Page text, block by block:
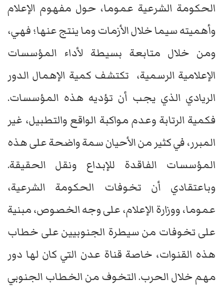
الحكومة الشرعية عموما، حول مفهوم الإعلام
وأهميته سيما خلال الأزمات وما ينتج عنها؛ فهي،
ومن خلال متابعة بسيطة لأداء المؤسسات
الإعلامية الرسمية، تكتشف كمية الإهمال الدور
الريادي الذي يجب أن تؤديه هذه المؤسسات.
فكمية الرتابة وعدم مواكبة الواقع والتطبيل، غير
المبرر، في كثير من الأحيان سمة واضحة على هذه
المؤسسات الفاقدة للإبداع ونقل الحقيقة.
وباعتقادي أن تخوفات الحكومة الشرعية،
عموما، ووزارة الإعلام، على وجه الخصوص، مبنية
على تخوفات من سيطرة الجنوبيين على خطاب
هذه القنوات، خاصة قناة عدن التي كان لها دور
مهم خلال الحرب. التخوف من الخطاب الجنوبي